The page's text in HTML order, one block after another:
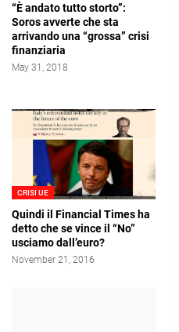
“È andato tutto storto”:
Soros avverte che sta
arrivando una “grossa” crisi
finanziaria
May 31, 2018
CRISI UE
Quindi il Financial Times ha
detto che se vince il “No”
usciamo dall’euro?
November 21, 2016